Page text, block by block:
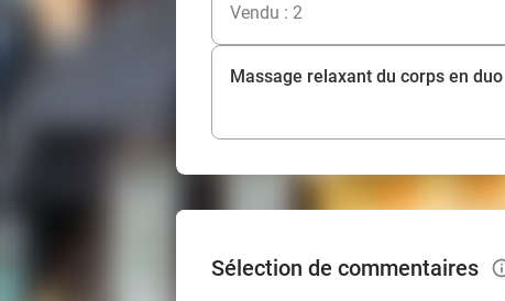
Vendu : 2
Massage relaxant du corps en
Sélection de commentaires